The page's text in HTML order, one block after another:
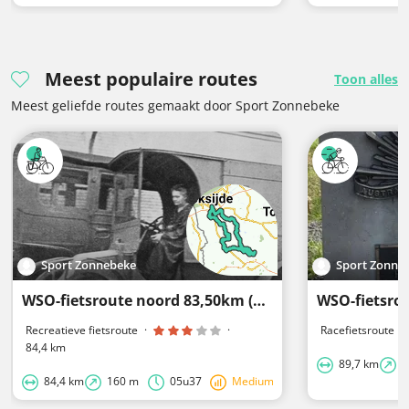
Meest populaire routes
Toon alles
Meest geliefde routes gemaakt door Sport Zonnebeke
Sport Zonnebeke
WSO-fietsroute noord 83,50km (Veurne - Langemark-Poelkapelle - Vleteren - Lo-Reninge - Alveringem)
Recreatieve fietsroute ·
·
84,4 km
84,4 km 160 m 05u37 Medium
Sport
Racefietsroute
89,7 km